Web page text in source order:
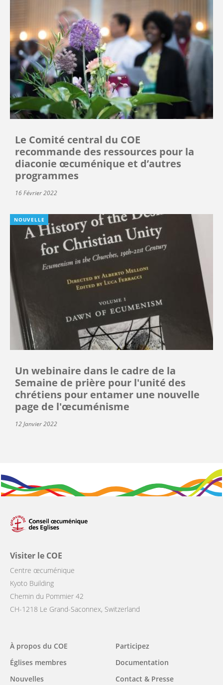
Le Comité central du COE
recommande des ressources pour la
diaconie œcuménique et d’autres
programmes
16 Février 2022
NOUVELLE
Un webinaire dans le cadre de la
Semaine de prière pour l'unité des
chrétiens pour entamer une nouvelle
page de l'œcuménisme
12 Janvier 2022
Visiter le COE
Centre œcuménique
Kyoto Building
Chemin du Pommier 42
CH-1218 Le Grand-Saconnex, Switzerland
Main
navigation
À propos du COE
Églises membres
Nouvelles
Participez
Documentation
Contact & Presse